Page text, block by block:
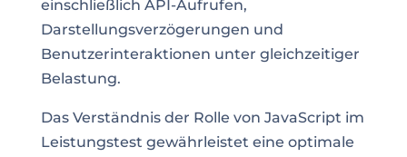
einschließlich API-Aufrufen,
Darstellungsverzögerungen und
Benutzerinteraktionen unter gleichzeitiger
Belastung.
Das Verständnis der Rolle von JavaScript im
Leistungstest gewährleistet eine optimale